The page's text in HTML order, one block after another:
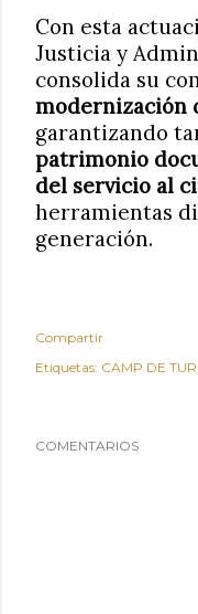
Con esta
Justicia y
consolida su
modernización
garantizando
patrimonio
del servicio al
herramientas
generación.
Compartir
Etiquetas: CAMP DE
COMENTARIOS